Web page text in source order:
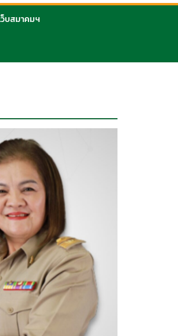
ว็บสมาคมฯ